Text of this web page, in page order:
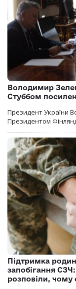
Володимир
Стуббом
Президент України
Президентом
Підтримка
запобігання
розповіли, чому